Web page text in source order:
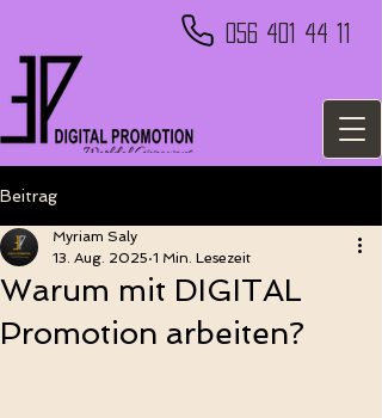
056 401 44 11
Beitrag
Warum mit DIGITAL
Promotion arbeiten?
Myriam Saly
13. Aug. 2025 1 Min. Lesezeit